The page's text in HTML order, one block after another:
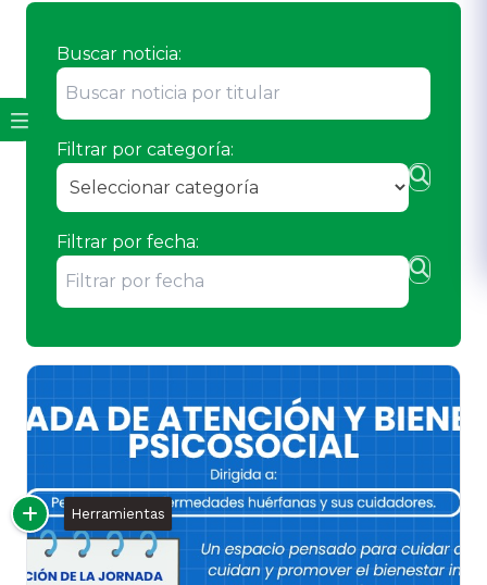
Buscar noticia:
Filtrar por categoría:
Filtrar por fecha:
Herramientas